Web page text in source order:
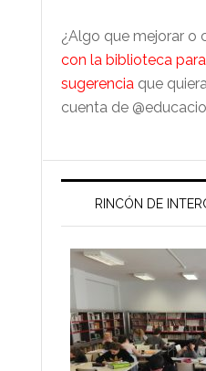
¿Algo que mejorar o
con la biblioteca
sugerencia que
cuenta de
RINCÓN DE